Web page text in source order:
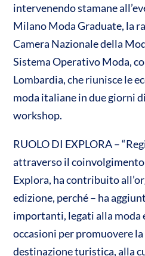
intervenendo stamane
Milano Moda Graduate, la
Camera Nazionale della
Sistema Operativo Moda,
Lombardia, che riunisce le
moda italiane in due giorni
workshop.
RUOLO DI EXPLORA –
attraverso il
Explora, ha contribuito
edizione, perché – ha
importanti, legati alla moda
occasioni per promuovere
destinazione turistica, alla